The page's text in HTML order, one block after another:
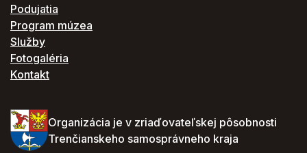
Podujatia
Program múzea
Služby
Fotogaléria
Kontakt
Organizácia je v zriaďovateľskej pôsobnosti
Trenčianskeho samosprávneho kraja